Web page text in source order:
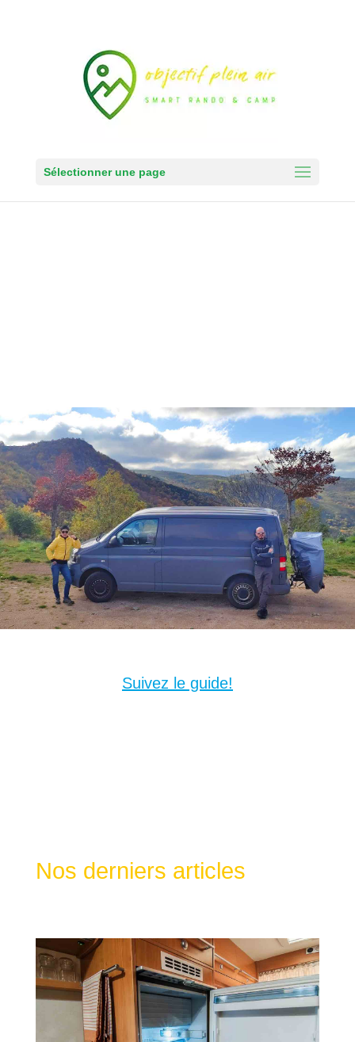
Sélectionner une page
Suivez le guide!
Nos derniers articles